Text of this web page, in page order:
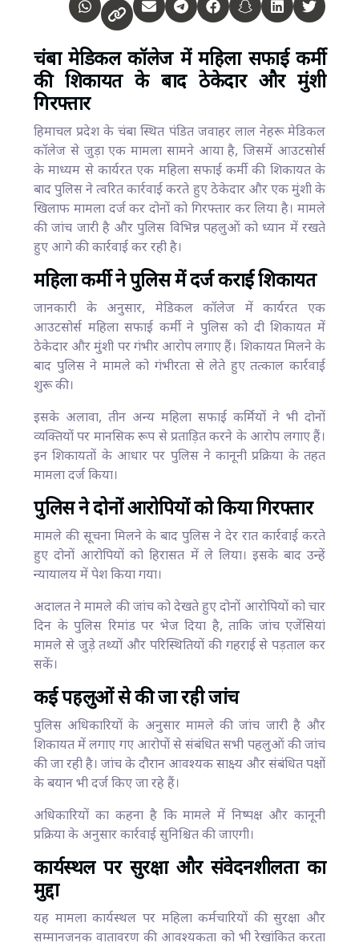
चंबा मेडिकल कॉलेज में महिला सफाई कर्मी
की शिकायत के बाद ठेकेदार और मुंशी
गिरफ्तार
हिमाचल प्रदेश के चंबा स्थित पंडित जवाहर लाल नेहरू मेडिकल
कॉलेज से जुड़ा एक मामला सामने आया है, जिसमें आउटसोर्स
के माध्यम से कार्यरत एक महिला सफाई कर्मी की शिकायत के
बाद पुलिस ने त्वरित कार्रवाई करते हुए ठेकेदार और एक मुंशी के
खिलाफ मामला दर्ज कर दोनों को गिरफ्तार कर लिया है। मामले
की जांच जारी है और पुलिस विभिन्न पहलुओं को ध्यान में रखते
हुए आगे की कार्रवाई कर रही है।
महिला कर्मी ने पुलिस में दर्ज कराई शिकायत
जानकारी के अनुसार, मेडिकल कॉलेज में कार्यरत एक
आउटसोर्स महिला सफाई कर्मी ने पुलिस को दी शिकायत में
ठेकेदार और मुंशी पर गंभीर आरोप लगाए हैं। शिकायत मिलने के
बाद पुलिस ने मामले को गंभीरता से लेते हुए तत्काल कार्रवाई
शुरू की।
इसके अलावा, तीन अन्य महिला सफाई कर्मियों ने भी दोनों
व्यक्तियों पर मानसिक रूप से प्रताड़ित करने के आरोप लगाए हैं।
इन शिकायतों के आधार पर पुलिस ने कानूनी प्रक्रिया के तहत
मामला दर्ज किया।
पुलिस ने दोनों आरोपियों को किया गिरफ्तार
मामले की सूचना मिलने के बाद पुलिस ने देर रात कार्रवाई करते
हुए दोनों आरोपियों को हिरासत में ले लिया। इसके बाद उन्हें
न्यायालय में पेश किया गया।
अदालत ने मामले की जांच को देखते हुए दोनों आरोपियों को चार
दिन के पुलिस रिमांड पर भेज दिया है, ताकि जांच एजेंसियां
मामले से जुड़े तथ्यों और परिस्थितियों की गहराई से पड़ताल कर
सकें।
कई पहलुओं से की जा रही जांच
पुलिस अधिकारियों के अनुसार मामले की जांच जारी है और
शिकायत में लगाए गए आरोपों से संबंधित सभी पहलुओं की जांच
की जा रही है। जांच के दौरान आवश्यक साक्ष्य और संबंधित पक्षों
के बयान भी दर्ज किए जा रहे हैं।
अधिकारियों का कहना है कि मामले में निष्पक्ष और कानूनी
प्रक्रिया के अनुसार कार्रवाई सुनिश्चित की जाएगी।
कार्यस्थल पर सुरक्षा और संवेदनशीलता का
मुद्दा
यह मामला कार्यस्थल पर महिला कर्मचारियों की सुरक्षा और
सम्मानजनक वातावरण की आवश्यकता को भी रेखांकित करता